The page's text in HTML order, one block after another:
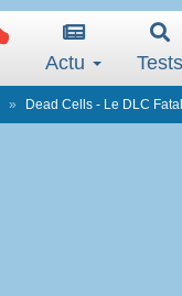
Actu Tests
Dead Cells - Le DLC